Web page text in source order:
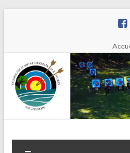
Compagnie